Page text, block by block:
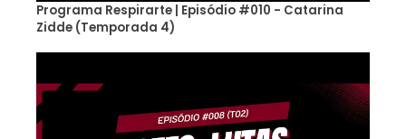
Programa Respirarte | Episódio #010 - Catarina
Zidde (Temporada 4)